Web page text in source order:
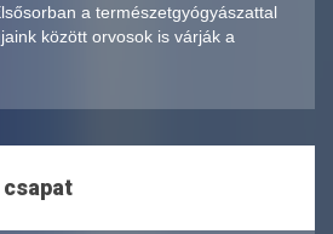
a természetgyógyászattal
között orvosok is várják a